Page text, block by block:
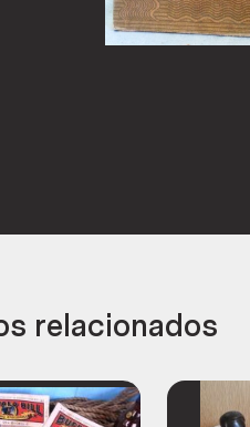
relacionados